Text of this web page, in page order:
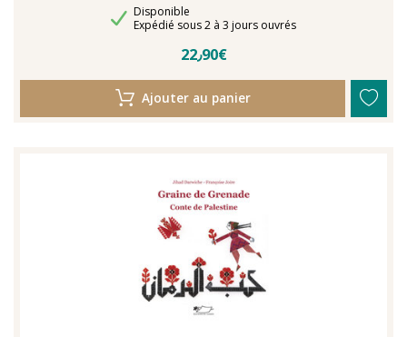
Disponibilité
Disponible
Délais de livraison
Expédié sous 2 à 3 jours ouvrés
22٫90€
Ajouter au panier